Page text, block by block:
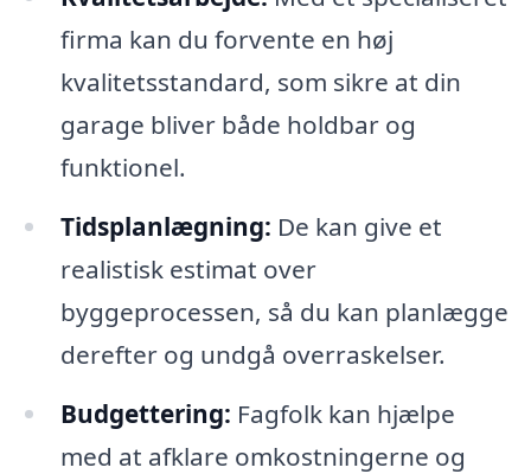
firma kan du forvente en høj
kvalitetsstandard, som sikre at din
garage bliver både holdbar og
funktionel.
Tidsplanlægning: De kan give et
realistisk estimat over
byggeprocessen, så du kan planlægge
derefter og undgå overraskelser.
Budgettering: Fagfolk kan hjælpe
med at afklare omkostningerne og